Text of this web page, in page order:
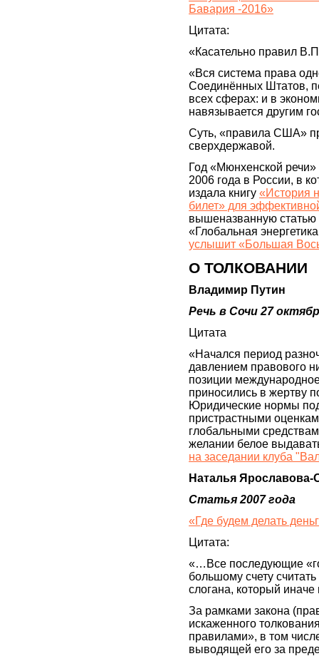
Бавария -2016»
Цитата:
«Касательно правил
«Вся система права
Соединённых Штатов,
всех сферах: и в
навязывается другим
Суть, «правила США»
сверхдержавой.
Год «Мюнхенской
2006 года в России, в
издала книгу «История
билет» для
вышеназванную статью
«Глобальная
услышит «Большая
О ТОЛКОВАНИИ
Владимир Путин
Речь в Сочи 27
Цитата
«Начался период
давлением правового
позиции
приносились в жертву
Юридические нормы
пристрастными
глобальными
желании белое
на заседании клуба
Наталья Ярославова-
Статья 2007 года
«Где будем делать
Цитата:
«…Все последующие
большому счету
слогана, который
За рамками закона
искаженного
правилами», в том
выводящей его за